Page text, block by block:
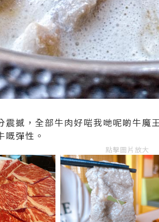
震撼，全部牛肉好啱我哋呢啲牛魔
嘅彈性。
點擊圖片放大